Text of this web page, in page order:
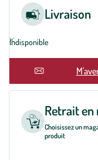
Livraison
Indisponible
En rupture
Retrait en
Choisissez un
produit